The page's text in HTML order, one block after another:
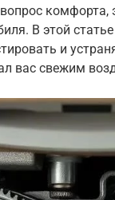
комфорта,
В этой
и
вас свежим